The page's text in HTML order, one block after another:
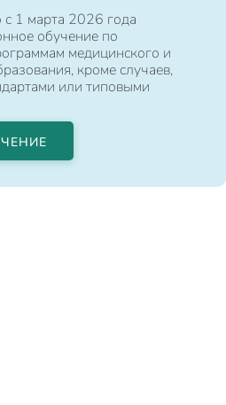
1 марта 2026 года
обучение по
медицинского и
кроме случаев,
или типовыми